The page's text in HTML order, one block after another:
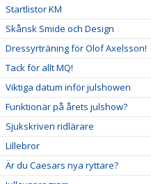
Startlistor KM
Skånsk Smide och Design
Dressyrträning för Olof Axelsson!
Tack för allt MQ!
Viktiga datum inför julshowen
Funktionär på årets julshow?
Sjukskriven ridlärare
Lillebror
Är du Caesars nya ryttare?